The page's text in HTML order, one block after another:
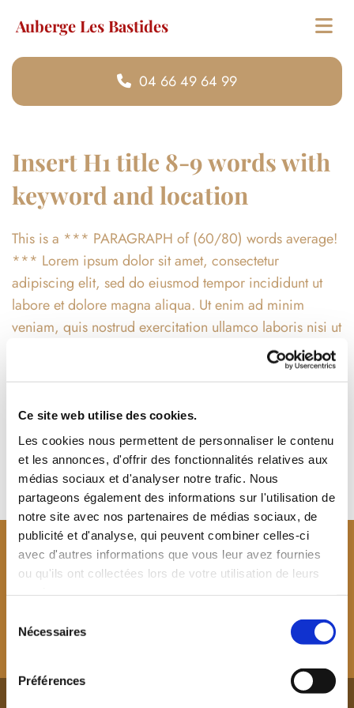
Ce site web utilise des cookies.
Les cookies nous permettent de personnaliser le contenu
et les annonces, d'offrir des fonctionnalités relatives aux
médias sociaux et d'analyser notre trafic. Nous
partageons également des informations sur l'utilisation de
notre site avec nos partenaires de médias sociaux, de
publicité et d'analyse, qui peuvent combiner celles-ci
avec d'autres informations que vous leur avez fournies
ou qu'ils ont collectées lors de votre utilisation de leurs
Nécessaires
Préférences
Auberge Les Bastides
04 66 49 64 99
Insert H1 title 8-9 words with
keyword and location
This is a *** PARAGRAPH of (60/80) words average!
*** Lorem ipsum dolor sit amet, consectetur
adipiscing elit, sed do eiusmod tempor incididunt ut
labore et dolore magna aliqua. Ut enim ad minim
veniam, quis nostrud exercitation ullamco laboris nisi ut
aliquip ex ea commodo consequat. Duis aute irure
dolor in reprehenderit in voluptate velit esse cillum
cupi datat non proident, sunt in culpa qui officia
deserunt, eaque ipsa quae ab illo.